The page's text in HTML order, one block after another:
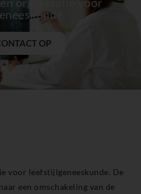
Oost
OP
voor leefstijlgeneeskunde. De
een omschakeling van de